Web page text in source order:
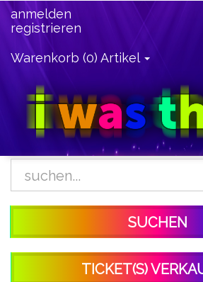
anmelden
registrieren
Warenkorb (0) Artikel
SUCHEN
TICKET(S)